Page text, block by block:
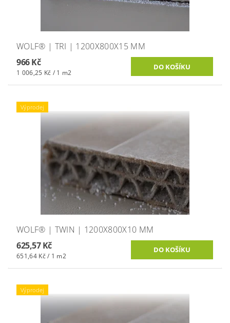
WOLF® | TRI | 1200X800X15 MM
966 Kč
1 006,25 Kč / 1 m2
Výprodej
WOLF® | TWIN | 1200X800X10 MM
625,57 Kč
651,64 Kč / 1 m2
Výprodej